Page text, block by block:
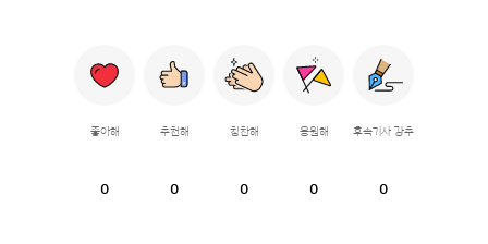
좋아해
0
추천해
0
칭찬해
0
응원해
0
후속기사 강추
0